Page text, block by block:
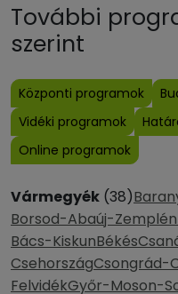
További
szerint
Központi programok
Vidéki programok
Online programok
Vármegyék (38)
Borsod-Abaúj-
Bács-KiskunBékés
CsehországCsongrád-
FelvidékGyőr-Moson-